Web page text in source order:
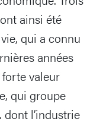
ainsi été
qui a connu
années
valeur
qui groupe
l’industrie